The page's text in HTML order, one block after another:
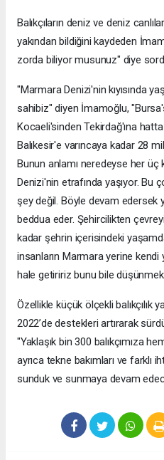
Balıkçıların deniz ve deniz
yakından bildiğini kaydeden
zorda biliyor musunuz" diye
"Marmara Denizi'nin kıyısında
sahibiz" diyen İmamoğlu,
Kocaeli'sinden Tekirdağ'ına
Balıkesir'e varıncaya kadar 28
Bunun anlamı neredeyse her
Denizi'nin etrafında yaşıyor. Bu
şey değil. Böyle devam edersek
beddua eder. Şehircilikten
kadar şehrin içerisindeki
insanların Marmara yerine
hale getiririz bunu bile
Özellikle küçük ölçekli balıkçılık
2022’de destekleri artırarak
"Yaklaşık bin 300 balıkçımıza
ayrıca tekne bakımları ve farklı
sunduk ve sunmaya devam